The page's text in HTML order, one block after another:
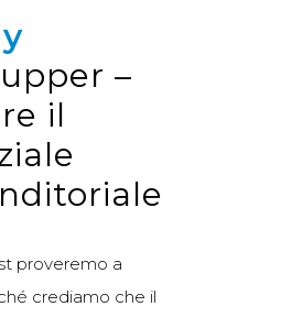
–
il
proveremo a
crediamo che il